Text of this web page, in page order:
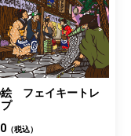
絵 フェイキートレ
（税込）